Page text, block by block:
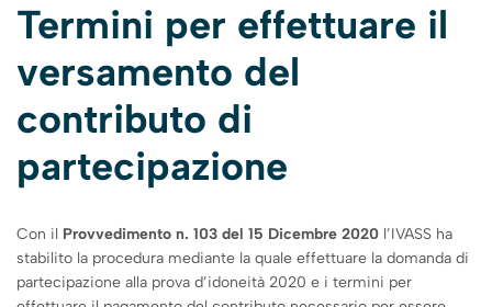
Termini per effettuare il
versamento del
contributo di
partecipazione
Con il Provvedimento n. 103 del 15 Dicembre 2020 l’IVASS ha
stabilito la procedura mediante la quale effettuare la domanda di
partecipazione alla prova d’idoneità 2020 e i termini per